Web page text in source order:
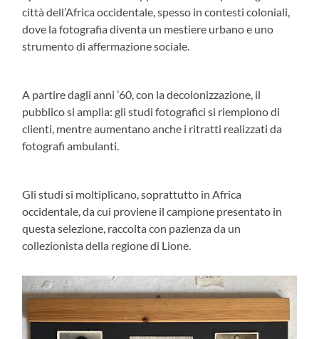
città dell’Africa occidentale, spesso in contesti coloniali,
dove la fotografia diventa un mestiere urbano e uno
strumento di affermazione sociale.
A partire dagli anni ’60, con la decolonizzazione, il
pubblico si amplia: gli studi fotografici si riempiono di
clienti, mentre aumentano anche i ritratti realizzati da
fotografi ambulanti.
Gli studi si moltiplicano, soprattutto in Africa
occidentale, da cui proviene il campione presentato in
questa selezione, raccolta con pazienza da un
collezionista della regione di Lione.